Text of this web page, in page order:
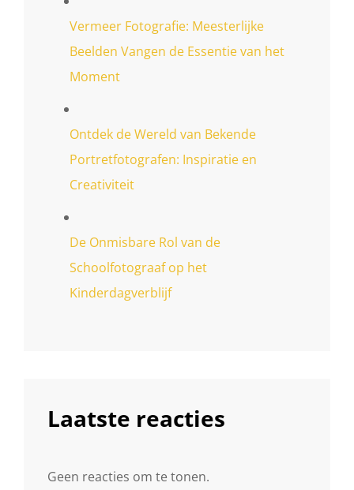
Vermeer Fotografie: Meesterlijke
Beelden Vangen de Essentie van het
Moment
Ontdek de Wereld van Bekende
Portretfotografen: Inspiratie en
Creativiteit
De Onmisbare Rol van de
Schoolfotograaf op het
Kinderdagverblijf
Laatste reacties
Geen reacties om te tonen.